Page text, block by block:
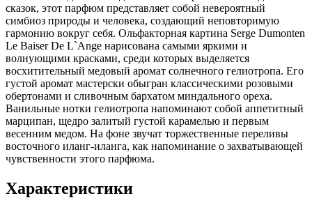
сказок, этот парфюм представляет собой невероятный
симбиоз природы и человека, создающий неповторимую
гармонию вокруг себя. Ольфакторная картина Serge Dumonten
Le Baiser De L`Ange нарисована самыми яркими и
волнующими красками, среди которых выделяется
восхитительный медовый аромат солнечного гелиотропа. Его
густой аромат мастерски обыгран классическими розовыми
обертонами и сливочным бархатом миндального ореха.
Ванильные нотки гелиотропа напоминают собой аппетитный
марципан, щедро залитый густой карамелью и первым
весенним медом. На фоне звучат торжественные переливы
восточного иланг-иланга, как напоминание о захватывающей
чувственности этого парфюма.
Характеристики